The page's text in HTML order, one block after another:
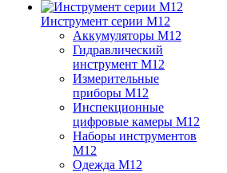
Инструмент серии M12
Аккумуляторы M12
Гидравлический
инструмент M12
Измерительные
приборы M12
Инспекционные
цифровые камеры M12
Наборы инструментов
M12
Одежда M12